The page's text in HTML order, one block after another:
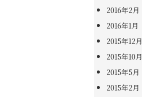
2016年2月
2016年1月
2015年12月
2015年10月
2015年5月
2015年2月